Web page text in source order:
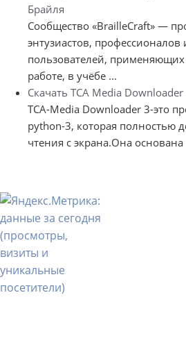
Брайля
Сообщество «BrailleCraft» —
энтузиастов,
пользователей,
работе, в учёбе ...
Скачать TCA Media
TCA-Media Downloader 3-это
python-3, которая полностью
чтения с экрана.Она основана